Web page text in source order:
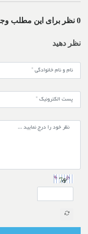
0 نظر برای این مطلب وجود دارد
نظر دهید